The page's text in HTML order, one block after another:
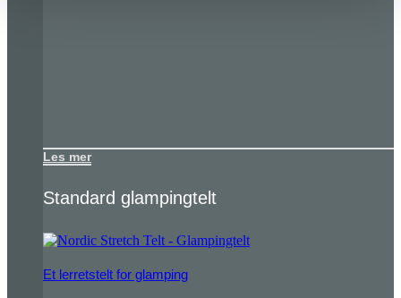
Les mer
Standard glampingtelt
Et lerretstelt for glamping